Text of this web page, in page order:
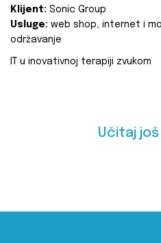
Klijent: Sonic Group
Usluge: web shop, internet i
održavanje
IT u inovativnoj terapiji zvukom
Učitaj još